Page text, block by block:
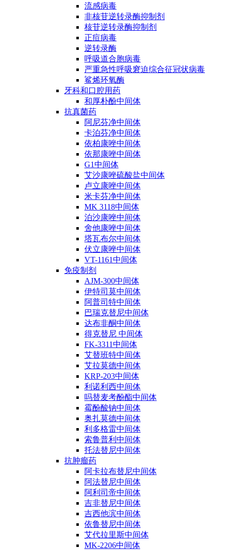
流感病毒
非核苷逆转录酶抑制剂
核苷逆转录酶抑制剂
正痘病毒
逆转录酶
呼吸道合胞病毒
严重急性呼吸窘迫综合征冠状病毒
鲨烯环氧酶
牙科和口腔用药
和厚朴酚中间体
抗真菌药
阿尼芬净中间体
卡泊芬净中间体
依柏康唑中间体
依那康唑中间体
G1中间体
艾沙康唑硫酸盐中间体
卢立康唑中间体
米卡芬净中间体
MK 3118中间体
泊沙康唑中间体
舍他康唑中间体
塔瓦布尔中间体
伏立康唑中间体
VT-1161中间体
免疫制剂
AJM-300中间体
伊特司莫中间体
阿普司特中间体
巴瑞克替尼中间体
达布非酮中间体
得克替尼 中间体
FK-3311中间体
艾替班特中间体
艾拉莫德中间体
KRP-203中间体
利诺利西中间体
吗替麦考酚酯中间体
霉酚酸钠中间体
奥扎莫德中间体
利多格雷中间体
索鲁普利中间体
托法替尼中间体
抗肿瘤药
阿卡拉布替尼中间体
阿法替尼中间体
阿利司帝中间体
吉非替尼中间体
吉西他滨中间体
依鲁替尼中间体
艾代拉里斯中间体
MK-2206中间体